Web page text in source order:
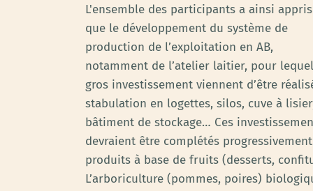
L'ensemble des participants a ainsi appris
que le développement du système de
production de l’exploitation en AB,
notamment de l’atelier laitier, pour
gros investissement viennent d’être
stabulation en logettes, silos, cuve à
bâtiment de stockage… Ces
devraient être complétés
produits à base de fruits (desserts,
L’arboriculture (pommes, poires)